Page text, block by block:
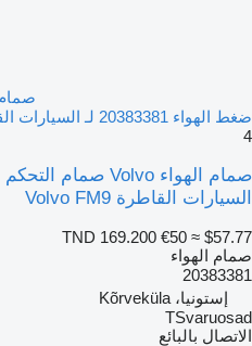
ضغط الهواء 20383381 لـ السيارات القاطرة Volvo FM9
4
السيارات القاطرة Volvo FM9
TND 169.200 €50 ≈ $57.77
صمام الهواء
20383381
إستونيا، Kõrveküla
TSvaruosad
الاتصال بالبائع